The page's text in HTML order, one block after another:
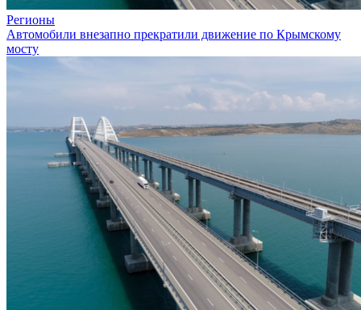
Регионы
Автомобили внезапно прекратили движение по Крымскому
мосту